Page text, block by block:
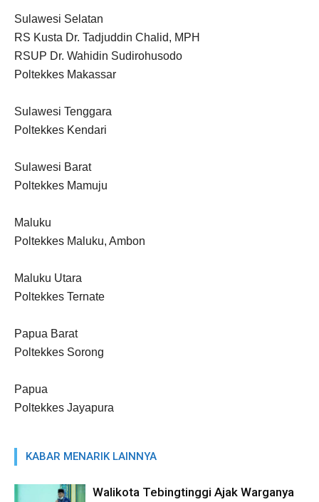
Sulawesi Selatan
RS Kusta Dr. Tadjuddin Chalid, MPH
RSUP Dr. Wahidin Sudirohusodo
Poltekkes Makassar
Sulawesi Tenggara
Poltekkes Kendari
Sulawesi Barat
Poltekkes Mamuju
Maluku
Poltekkes Maluku, Ambon
Maluku Utara
Poltekkes Ternate
Papua Barat
Poltekkes Sorong
Papua
Poltekkes Jayapura
KABAR MENARIK LAINNYA
Walikota Tebingtinggi Ajak Warganya